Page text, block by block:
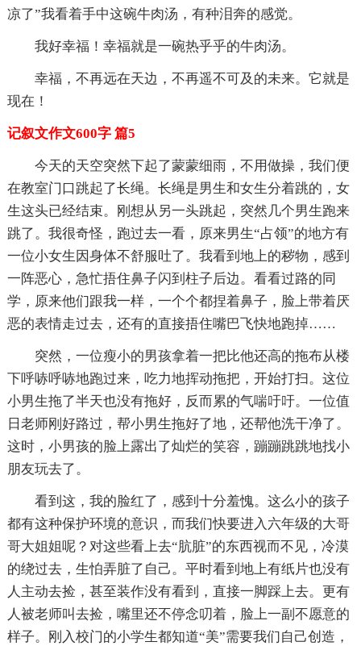
凉了”我看着手中这碗牛肉汤，有种泪奔的感觉。
我好幸福！幸福就是一碗热乎乎的牛肉汤。
幸福，不再远在天边，不再遥不可及的未来。它就是
现在！
记叙文作文600字 篇5
今天的天空突然下起了蒙蒙细雨，不用做操，我们便
在教室门口跳起了长绳。长绳是男生和女生分着跳的，女
生这头已经结束。刚想从另一头跳起，突然几个男生跑来
跳了。我很奇怪，跑过去一看，原来男生“占领”的地方有
一位小女生因身体不舒服吐了。我看到地上的秽物，感到
一阵恶心，急忙捂住鼻子闪到柱子后边。看看过路的同
学，原来他们跟我一样，一个个都捏着鼻子，脸上带着厌
恶的表情走过去，还有的直接捂住嘴巴飞快地跑掉……
突然，一位瘦小的男孩拿着一把比他还高的拖布从楼
下呼哧呼哧地跑过来，吃力地挥动拖把，开始打扫。这位
小男生拖了半天也没有拖好，反而累的气喘吁吁。一位值
日老师刚好路过，帮小男生拖好了地，还帮他洗干净了。
这时，小男孩的脸上露出了灿烂的笑容，蹦蹦跳跳地找小
朋友玩去了。
看到这，我的脸红了，感到十分羞愧。这么小的孩子
都有这种保护环境的意识，而我们快要进入六年级的大哥
哥大姐姐呢？对这些看上去“肮脏”的东西视而不见，冷漠
的绕过去，生怕弄脏了自己。平时看到地上有纸片也没有
人主动去捡，甚至装作没有看到，直接一脚踩上去。更有
人被老师叫去捡，嘴里还不停念叨着，脸上一副不愿意的
样子。刚入校门的小学生都知道“美”需要我们自己创造，